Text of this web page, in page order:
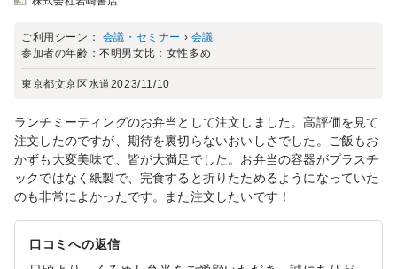
ご利用シーン： 会議・セミナー › 会議
参加者の年齢：不明 男女比： 女性多め
東京都文京区水道2023/11/10
ランチミーティングのお弁当として注文しました。高評価を見て
注文したのですが、期待を裏切らないおいしさでした。ご飯もお
かずも大変美味で、皆が大満足でした。お弁当の容器がプラスチ
ックではなく紙製で、完食すると折りたためるようになっていた
のも非常によかったです。また注文したいです！
口コミへの返信